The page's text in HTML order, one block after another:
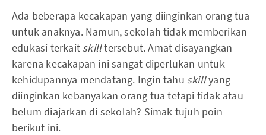
Ada beberapa kecakapan yang diinginkan orang tua
untuk anaknya. Namun, sekolah tidak memberikan
edukasi terkait skilltersebut. Amat disayangkan
karena kecakapan ini sangat diperlukan untuk
kehidupannya mendatang. Ingin tahu skillyang
diinginkan kebanyakan orang tua tetapi tidak atau
belum diajarkan di sekolah? Simak tujuh poin
berikut ini.